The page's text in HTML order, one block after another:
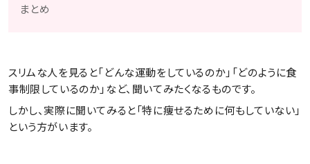
まとめ
スリムな人を見ると「どんな運動をしているのか」「どのように食
事制限しているのか」など、聞いてみたくなるものです。
しかし、実際に聞いてみると「特に痩せるために何もしていない」
という方がいます。